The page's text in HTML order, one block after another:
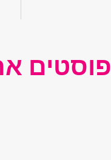
פוסטים